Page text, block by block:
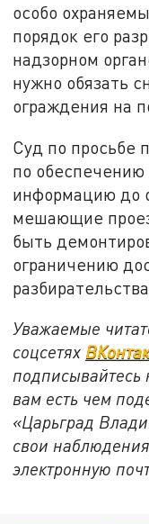
особо
порядок его
надзорном
нужно обязать
ограждения на
Суд по просьбе
по обеспечению
информацию до
мешающие
быть
ограничению
Уважаемые
соцсетях
вам есть чем
«Царьград
свои
электронную